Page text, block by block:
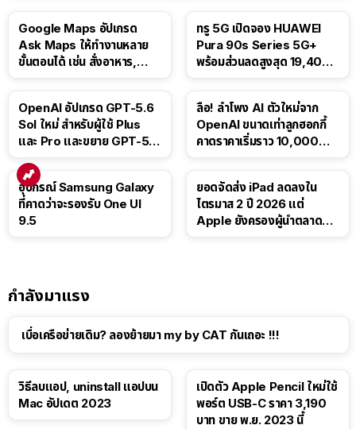
Google Maps อัปเกรด
Ask Maps ให้ทำงานหลาย
ขั้นตอนได้ เช่น สั่งอาหาร,
ทรู 5G เปิดจอง HUAWEI
Pura 90s Series 5G+
พร้อมส่วนลดสูงสุด 19,400
OpenAI อัปเกรด GPT-5.6
Sol ใหม่ สำหรับผู้ใช้ Plus
และ Pro และขยาย GPT-5.6
ลือ! ลำโพง AI ตัวใหม่จาก
OpenAI ขนาดเท่าลูกฮอกกี้
คาดราคาเริ่มราว 10,000
อุปกรณ์ Samsung Galaxy
ที่คาดว่าจะรองรับ One UI
9.5
ยอดจัดส่ง iPad ลดลงใน
ไตรมาส 2 ปี 2026 แต่
Apple ยังครองผู้นำตลาด
กำลังมาแรง
เบื่อเครือข่ายเดิม? ลองย้ายมา my by CAT กันเถอะ !!!
วิธีลบแอป, uninstall แอปบน
Mac อัปเดต 2023
เปิดตัว Apple Pencil ใหม่ใช้
พอร์ต USB-C ราคา 3,190
บาท ขาย พ.ย. 2023 นี้